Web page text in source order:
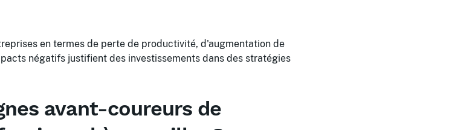
en termes de perte de productivité, d'augmentation de
négatifs justifient des investissements dans des stratégies
avant-coureurs de